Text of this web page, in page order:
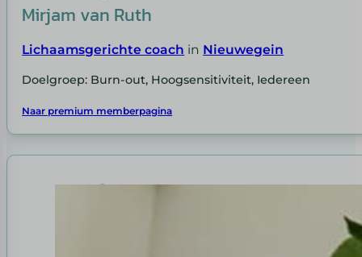
Mirjam van Ruth
Lichaamsgerichte coach in Nieuwegein
Doelgroep: Burn-out, Hoogsensitiviteit, Iedereen
Naar premium memberpagina